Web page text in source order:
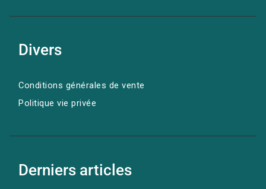
Divers
Conditions générales de vente
Politique vie privée
Derniers articles